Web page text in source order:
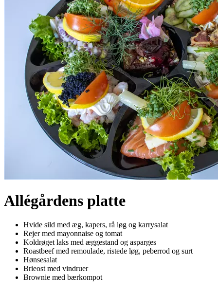
Allégårdens platte
Hvide sild med æg, kapers, rå løg og karrysalat
Rejer med mayonnaise og tomat
Koldrøget laks med æggestand og asparges
Roastbeef med remoulade, ristede løg, peberrod og surt
Hønsesalat
Brieost med vindruer
Brownie med bærkompot